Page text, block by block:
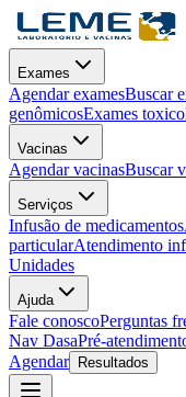
Exames
Agendar examesBuscar
genômicosExames
Vacinas
Agendar vacinasBuscar
Serviços
Infusão de medicamentos
particularAtendimento
Unidades
Ajuda
Fale conoscoPerguntas
Nav DasaPré-
Agendar
Resultados